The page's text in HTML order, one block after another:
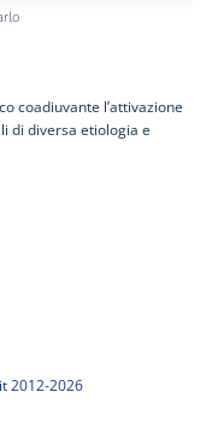
coadiuvante l’attivazione
di diversa etiologia e
2012-2026